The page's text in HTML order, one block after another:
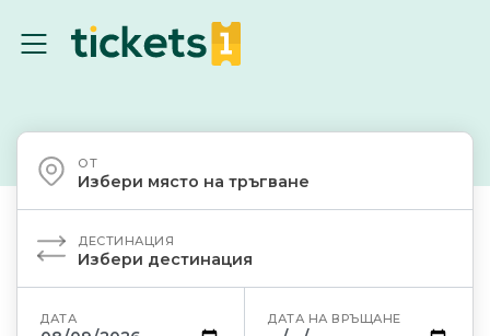
ОТ
Избери място на тръгване
ДЕСТИНАЦИЯ
Избери дестинация
ДАТА ДАТА НА ВРЪЩАНЕ